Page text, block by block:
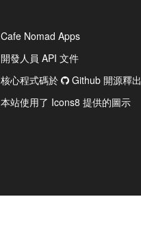
Cafe Nomad Apps
開發人員 API 文件
核心程式碼於
Github 開源釋出
本站使用了 Icons8 提供的圖示